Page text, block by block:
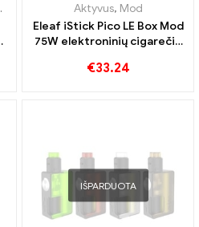
Garintuvas
Aktyvus, Mod
Eleaf iStick Pico LE Box Mod
75W elektroninių cigarečių
Custom
€33.24
IŠPARDUOTA